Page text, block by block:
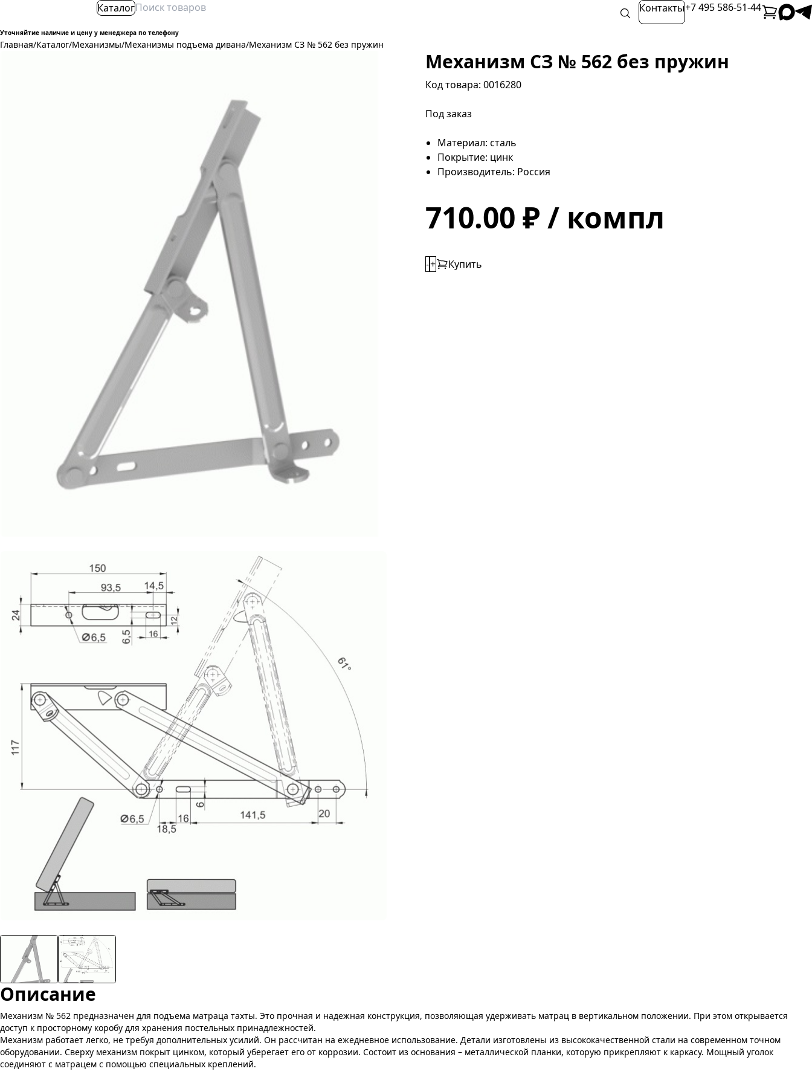
Каталог Контакты+7 495 586-51-44
Уточняйтие наличие и цену у менеджера по телефону
Главная/Каталог/Механизмы/Механизмы подъема дивана/Механизм СЗ № 562 без пружин
Механизм СЗ № 562 без пружин
Код товара: 0016280
Под заказ
Материал: сталь
Покрытие: цинк
Производитель: Россия
710.00 ₽ / компл
-+ Купить
Описание
Механизм № 562 предназначен для подъема матраца тахты. Это прочная и надежная конструкция, позволяющая удерживать матрац в вертикальном положении. При этом открывается
доступ к просторному коробу для хранения постельных принадлежностей.
Механизм работает легко, не требуя дополнительных усилий. Он рассчитан на ежедневное использование. Детали изготовлены из высококачественной стали на современном точном
оборудовании. Сверху механизм покрыт цинком, который уберегает его от коррозии. Состоит из основания – металлической планки, которую прикрепляют к каркасу. Мощный уголок
соединяют с матрацем с помощью специальных креплений.